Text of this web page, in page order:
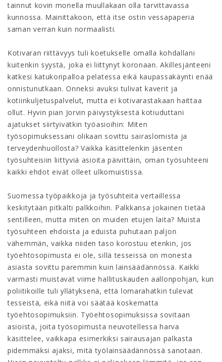
tainnut kovin monella muullakaan olla tarvittavassa
kunnossa. Mainittakoon, että itse ostin vessapaperia
saman verran kuin normaalisti.
Kotivaran riittävyys tuli koetukselle omalla kohdallani
kuitenkin syystä, joka ei liittynyt koronaan. Akillesjänteeni
katkesi katukoripalloa pelatessa eikä kaupassakäynti enää
onnistunutkaan. Onneksi avuksi tulivat kaverit ja
kotiinkuljetuspalvelut, mutta ei kotivarastakaan haittaa
ollut. Hyvin pian Jorvin päivystyksestä kotiuduttani
ajatukset siirtyivätkin työasioihin: Miten
työsopimuksessani olikaan sovittu sairaslomista ja
terveydenhuollosta? Vaikka käsittelenkin jäsenten
työsuhteisiin liittyviä asioita päivittäin, oman työsuhteeni
kaikki ehdot eivät olleet ulkomuistissa.
Suomessa työpaikkoja ja työsuhteita vertaillessa
keskitytään pitkälti palkkoihin. Palkkansa jokainen tietää
sentilleen, mutta miten on muiden etujen laita? Muista
työsuhteen ehdoista ja eduista puhutaan paljon
vähemmän, vaikka niiden taso korostuu etenkin, jos
työehtosopimusta ei ole, sillä tesseissä on monesta
asiasta sovittu paremmin kuin lainsäädännössä. Kaikki
varmasti muistavat viime hallituskauden aallonpohjan, kun
poliitikoille tuli yllätyksenä, että lomarahatkin tulevat
tesseistä, eikä niitä voi säätää koskematta
työehtosopimuksiin. Työehtosopimuksissa sovitaan
asioista, joita työsopimusta neuvotellessa harva
käsittelee, vaikkapa esimerkiksi sairausajan palkasta
pidemmäksi ajaksi, mitä työlainsäädännössä sanotaan.